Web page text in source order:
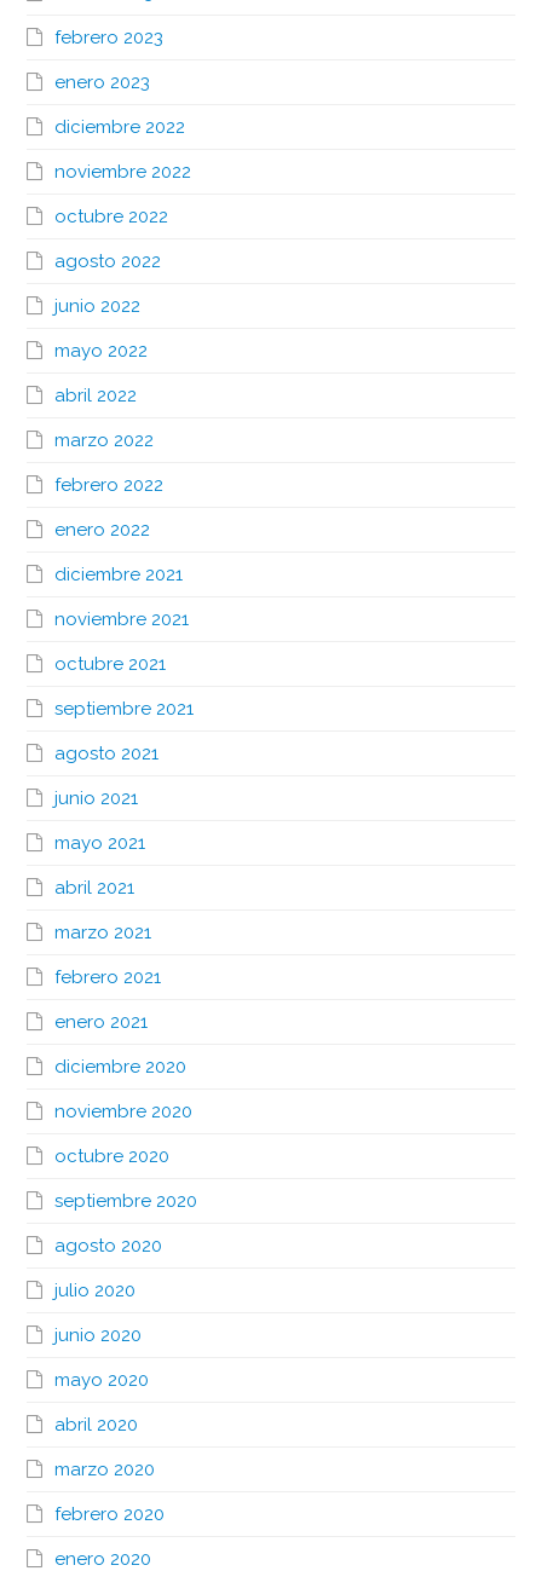
febrero 2023
enero 2023
diciembre 2022
noviembre 2022
octubre 2022
agosto 2022
junio 2022
mayo 2022
abril 2022
marzo 2022
febrero 2022
enero 2022
diciembre 2021
noviembre 2021
octubre 2021
septiembre 2021
agosto 2021
junio 2021
mayo 2021
abril 2021
marzo 2021
febrero 2021
enero 2021
diciembre 2020
noviembre 2020
octubre 2020
septiembre 2020
agosto 2020
julio 2020
junio 2020
mayo 2020
abril 2020
marzo 2020
febrero 2020
enero 2020